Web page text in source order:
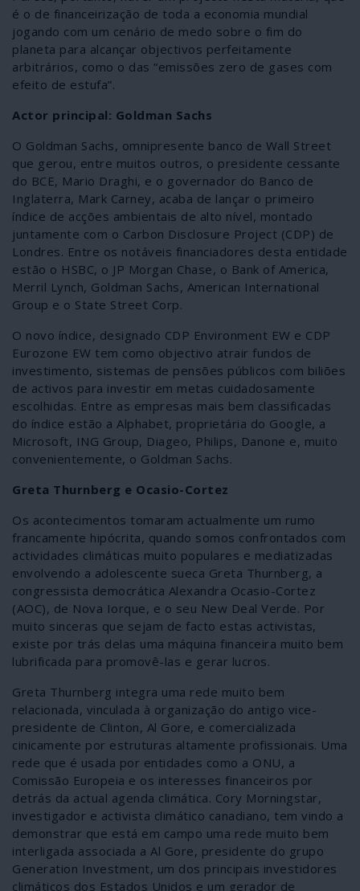
é o de financeirização de toda a economia mundial
jogando com um cenário de medo sobre o fim do
planeta para alcançar objectivos perfeitamente
arbitrários, como o das “emissões zero de gases com
efeito de estufa”.
Actor principal: Goldman Sachs
O Goldman Sachs, omnipresente banco de Wall Street
que gerou, entre muitos outros, o presidente cessante
do BCE, Mario Draghi, e o governador do Banco de
Inglaterra, Mark Carney, acaba de lançar o primeiro
índice de acções ambientais de alto nível, montado
juntamente com o Carbon Disclosure Project (CDP) de
Londres. Entre os notáveis financiadores desta entidade
estão o HSBC, o JP Morgan Chase, o Bank of America,
Merril Lynch, Goldman Sachs, American International
Group e o State Street Corp.
O novo índice, designado CDP Environment EW e CDP
Eurozone EW tem como objectivo atrair fundos de
investimento, sistemas de pensões públicos com biliões
de activos para investir em metas cuidadosamente
escolhidas. Entre as empresas mais bem classificadas
do índice estão a Alphabet, proprietária do Google, a
Microsoft, ING Group, Diageo, Philips, Danone e, muito
convenientemente, o Goldman Sachs.
Greta Thurnberg e Ocasio-Cortez
Os acontecimentos tomaram actualmente um rumo
francamente hipócrita, quando somos confrontados com
actividades climáticas muito populares e mediatizadas
envolvendo a adolescente sueca Greta Thurnberg, a
congressista democrática Alexandra Ocasio-Cortez
(AOC), de Nova Iorque, e o seu New Deal Verde. Por
muito sinceras que sejam de facto estas activistas,
existe por trás delas uma máquina financeira muito bem
lubrificada para promovê-las e gerar lucros.
Greta Thurnberg integra uma rede muito bem
relacionada, vinculada à organização do antigo vice-
presidente de Clinton, Al Gore, e comercializada
cinicamente por estruturas altamente profissionais. Uma
rede que é usada por entidades como a ONU, a
Comissão Europeia e os interesses financeiros por
detrás da actual agenda climática. Cory Morningstar,
investigador e activista climático canadiano, tem vindo a
demonstrar que está em campo uma rede muito bem
interligada associada a Al Gore, presidente do grupo
Generation Investment, um dos principais investidores
climáticos dos Estados Unidos e um gerador de